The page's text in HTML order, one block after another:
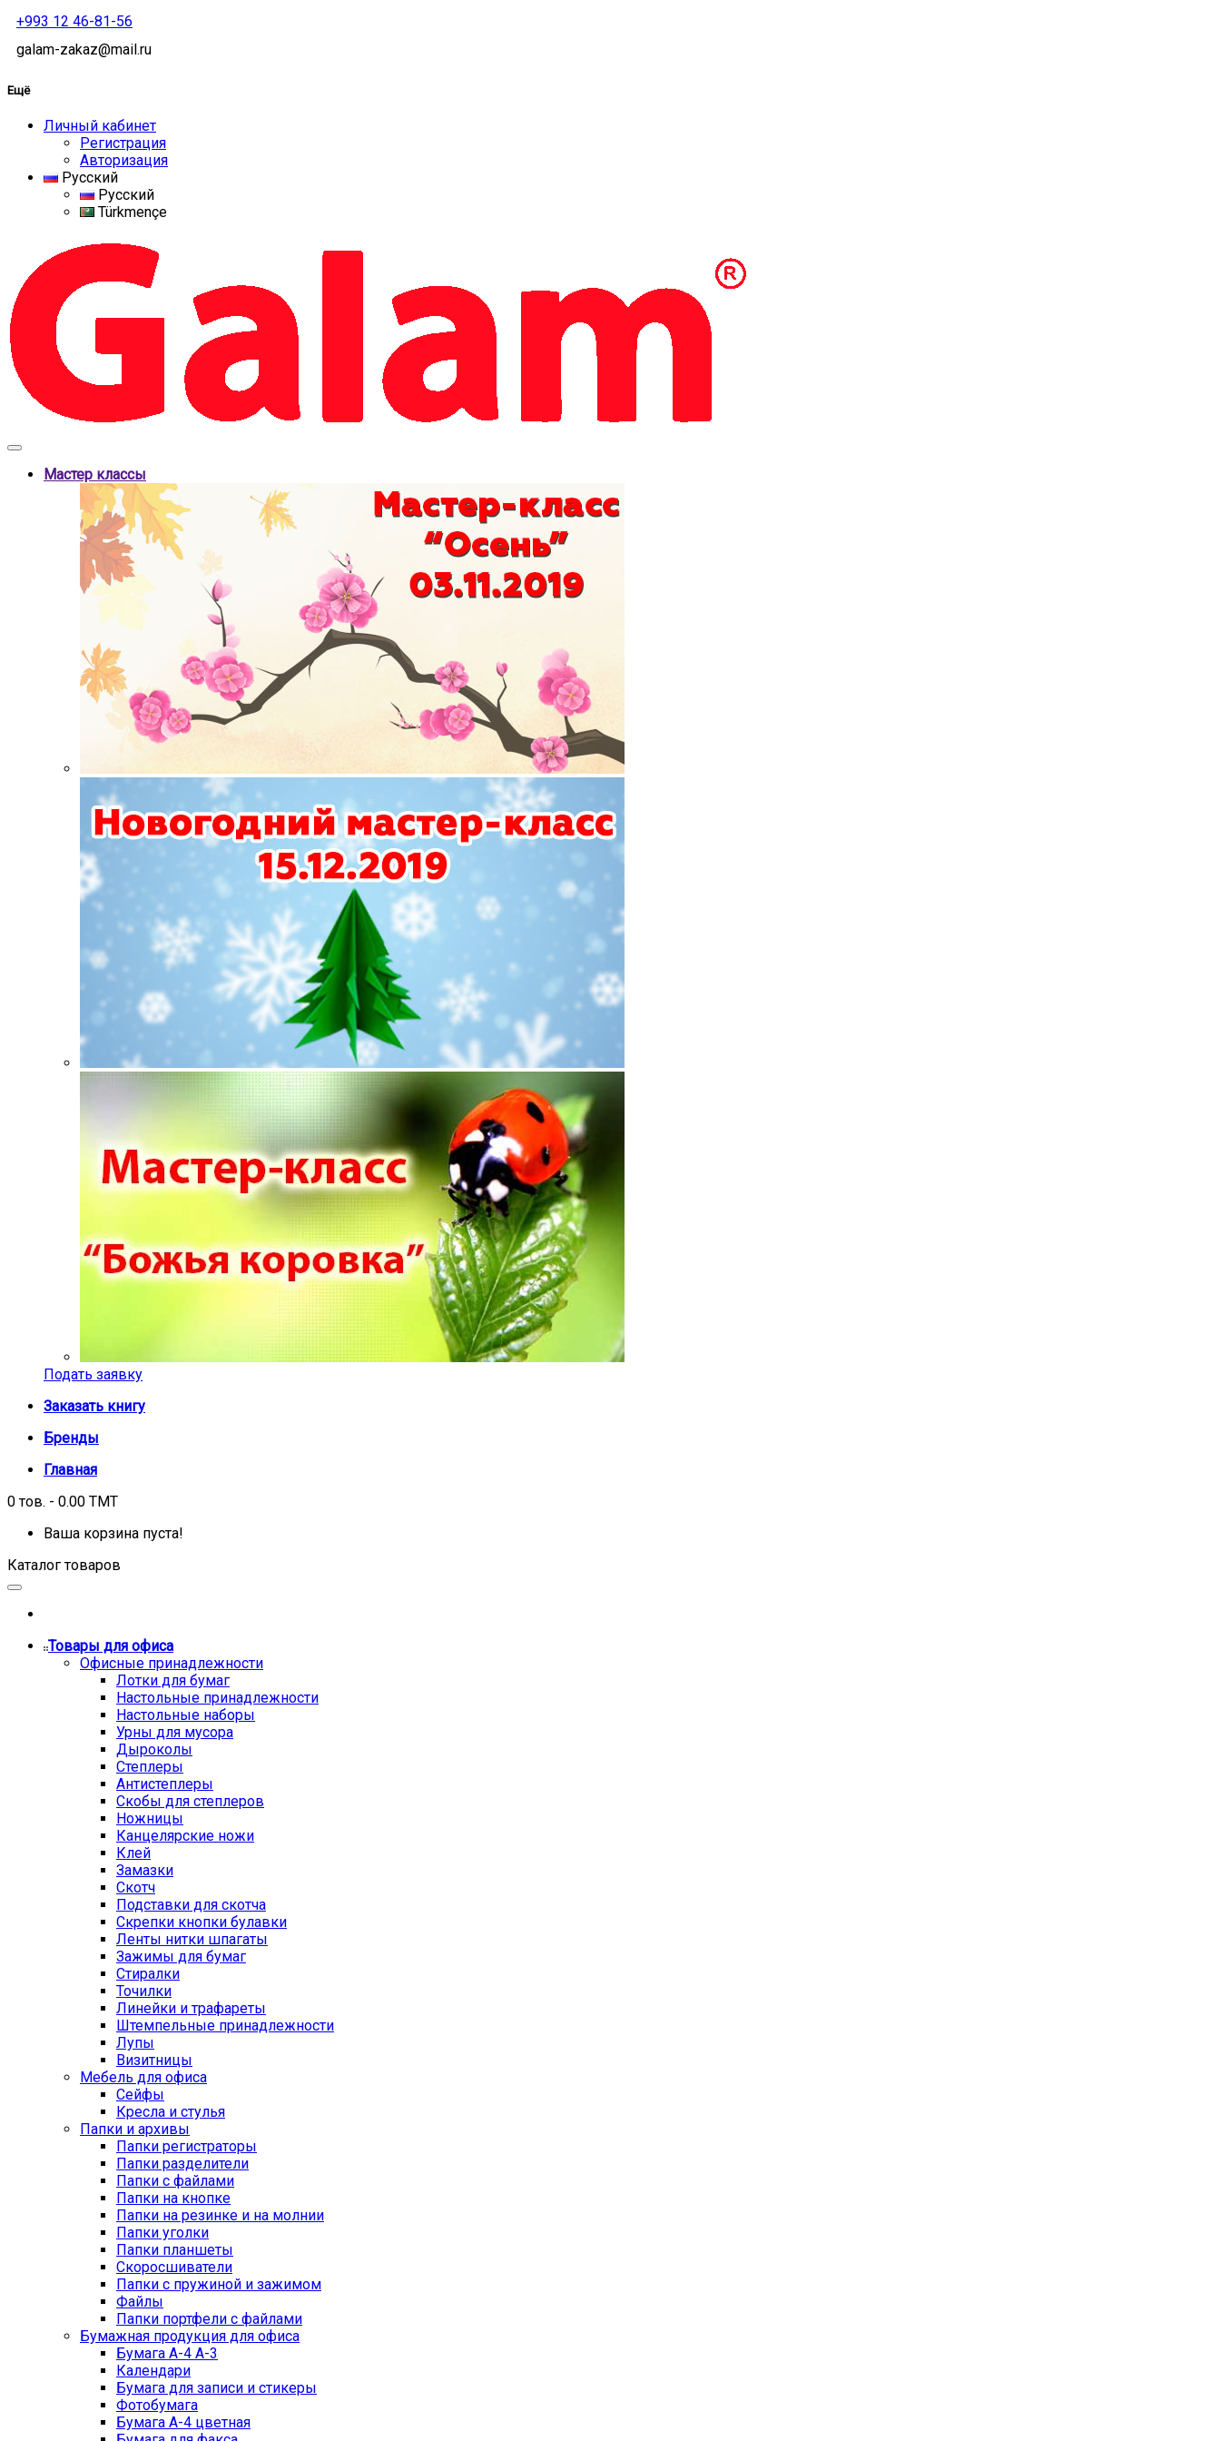
+993 12 46-81-56
galam-zakaz@mail.ru
Ещё
Личный кабинет
Регистрация
Авторизация
Русский
Русский
Türkmençe
Мастер классы
Подать заявку
Заказать книгу
Бренды
Главная
0 тов. - 0.00 TMT
Ваша корзина пуста!
Каталог товаров
Товары для офиса
Офисные принадлежности
Лотки для бумаг
Настольные принадлежности
Настольные наборы
Урны для мусора
Дыроколы
Степлеры
Антистеплеры
Скобы для степлеров
Ножницы
Канцелярские ножи
Клей
Замазки
Скотч
Подставки для скотча
Скрепки кнопки булавки
Ленты нитки шпагаты
Зажимы для бумаг
Стиралки
Точилки
Линейки и трафареты
Штемпельные принадлежности
Лупы
Визитницы
Мебель для офиса
Сейфы
Кресла и стулья
Папки и архивы
Папки регистраторы
Папки разделители
Папки с файлами
Папки на кнопке
Папки на резинке и на молнии
Папки уголки
Папки планшеты
Скоросшиватели
Папки с пружиной и зажимом
Файлы
Папки портфели с файлами
Бумажная продукция для офиса
Бумага А-4 А-3
Календари
Бумага для записи и стикеры
Фотобумага
Бумага А-4 цветная